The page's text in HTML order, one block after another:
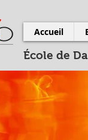
Accueil
École de